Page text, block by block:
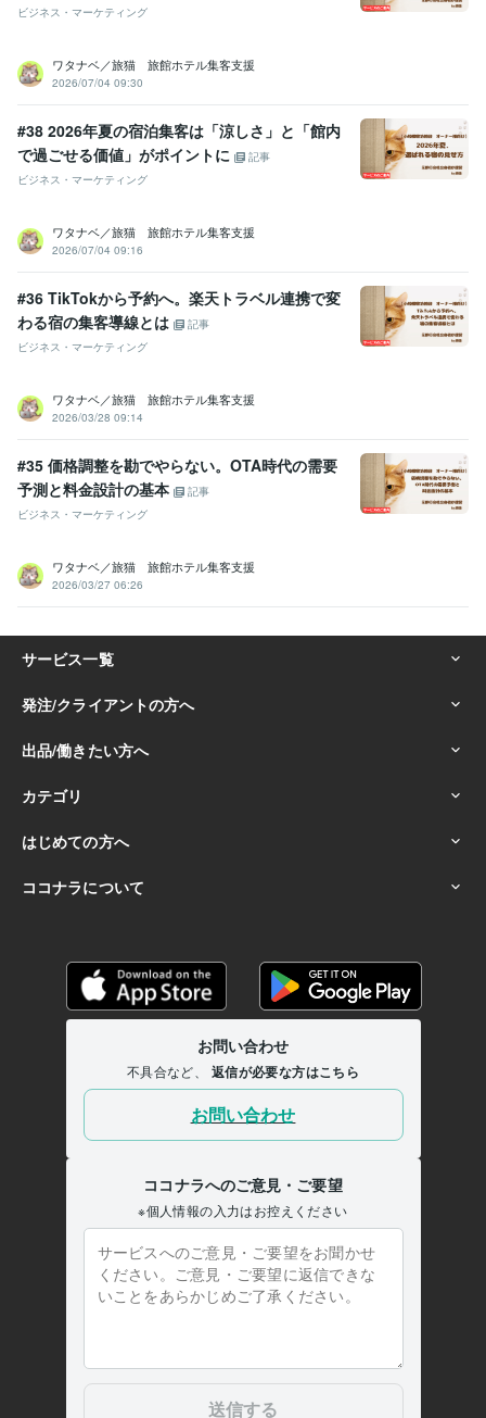
ビジネス・マーケティング
ワタナベ／旅猫 旅館ホテル集客支援
2026/07/04 09:30
#38 2026年夏の宿泊集客は「涼しさ」と「館内
で過ごせる価値」がポイントに
記事
ビジネス・マーケティング
ワタナベ／旅猫 旅館ホテル集客支援
2026/07/04 09:16
#36 TikTokから予約へ。楽天トラベル連携で変
わる宿の集客導線とは
記事
ビジネス・マーケティング
ワタナベ／旅猫 旅館ホテル集客支援
2026/03/28 09:14
#35 価格調整を勘でやらない。OTA時代の需要
予測と料金設計の基本
記事
ビジネス・マーケティング
ワタナベ／旅猫 旅館ホテル集客支援
2026/03/27 06:26